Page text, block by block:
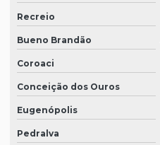
Recreio
Bueno Brandão
Coroaci
Conceição dos Ouros
Eugenópolis
Pedralva